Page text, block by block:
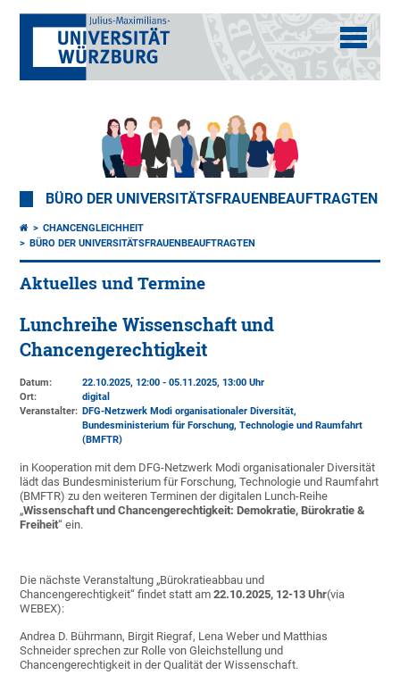
BÜRO DER UNIVERSITÄTSFRAUENBEAUFTRAGTEN
CHANCENGLEICHHEIT
BÜRO DER UNIVERSITÄTSFRAUENBEAUFTRAGTEN
Aktuelles und Termine
Lunchreihe Wissenschaft und
Chancengerechtigkeit
Datum:
22.10.2025, 12:00 - 05.11.2025, 13:00 Uhr
Ort:
digital
Veranstalter: DFG-Netzwerk Modi organisationaler Diversität,
Bundesministerium für Forschung, Technologie und Raumfahrt
(BMFTR)
in Kooperation mit dem DFG-Netzwerk Modi organisationaler Diversität
lädt das Bundesministerium für Forschung, Technologie und Raumfahrt
(BMFTR) zu den weiteren Terminen der digitalen Lunch-Reihe
„Wissenschaft und Chancengerechtigkeit: Demokratie, Bürokratie &
Freiheit“ ein.
Die nächste Veranstaltung „Bürokratieabbau und
Chancengerechtigkeit“ findet statt am22.10.2025, 12-13 Uhr(via
WEBEX):
Andrea D. Bührmann, Birgit Riegraf, Lena Weber und Matthias
Schneider sprechen zur Rolle von Gleichstellung und
Chancengerechtigkeit in der Qualität der Wissenschaft.